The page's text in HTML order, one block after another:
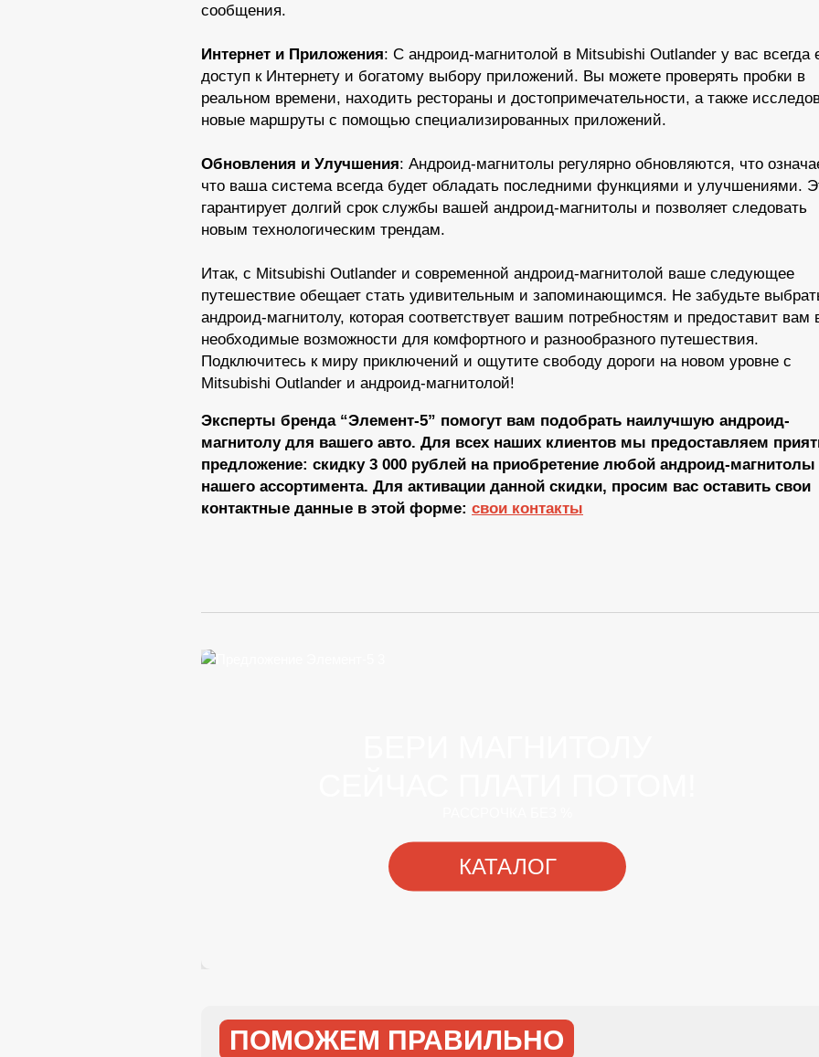
сообщения.
Интернет и Приложения: С андроид-магнитолой в Mitsubishi Outlander у вас всегда
доступ к Интернету и богатому выбору приложений. Вы можете проверять пробки в
реальном времени, находить рестораны и достопримечательности, а также
новые маршруты с помощью специализированных приложений.
Обновления и Улучшения: Андроид-магнитолы регулярно обновляются, что
что ваша система всегда будет обладать последними функциями и улучшениями.
гарантирует долгий срок службы вашей андроид-магнитолы и позволяет следовать
новым технологическим трендам.
Итак, с Mitsubishi Outlander и современной андроид-магнитолой ваше следующее
путешествие обещает стать удивительным и запоминающимся. Не забудьте
андроид-магнитолу, которая соответствует вашим потребностям и предоставит вам
необходимые возможности для комфортного и разнообразного путешествия.
Подключитесь к миру приключений и ощутите свободу дороги на новом уровне с
Mitsubishi Outlander и андроид-магнитолой!
Эксперты бренда “Элемент-5” помогут вам подобрать наилучшую андроид-
магнитолу для вашего авто. Для всех наших клиентов мы предоставляем
предложение: скидку 3 000 рублей на приобретение любой андроид-магнитолы
нашего ассортимента. Для активации данной скидки, просим вас оставить свои
контактные данные в этой форме: свои контакты
КАТАЛОГ
ПОМОЖЕМ ПРАВИЛЬНО